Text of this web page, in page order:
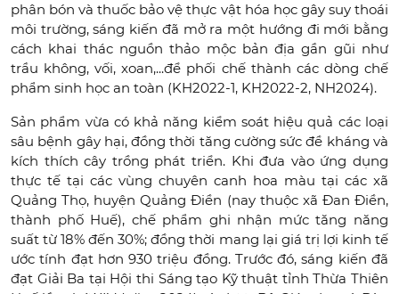
phân bón và thuốc bảo vệ thực vật hóa học gây suy thoái
môi trường, sáng kiến đã mở ra một hướng đi mới bằng
cách khai thác nguồn thảo mộc bản địa gần gũi như
trầu không, vối, xoan,...để phối chế thành các dòng chế
phẩm sinh học an toàn (KH2022-1, KH2022-2, NH2024).
Sản phẩm vừa có khả năng kiểm soát hiệu quả các loại
sâu bệnh gây hại, đồng thời tăng cường sức đề kháng và
kích thích cây trồng phát triển. Khi đưa vào ứng dụng
thực tế tại các vùng chuyên canh hoa màu tại các xã
Quảng Thọ, huyện Quảng Điền (nay thuộc xã Đan Điền,
thành phố Huế), chế phẩm ghi nhận mức tăng năng
suất từ 18% đến 30%; đồng thời mang lại giá trị lợi kinh tế
ước tính đạt hơn 930 triệu đồng. Trước đó, sáng kiến đã
đạt Giải Ba tại Hội thi Sáng tạo Kỹ thuật tỉnh Thừa Thiên